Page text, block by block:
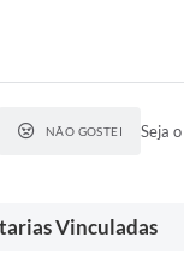
NÃO GOSTEI Seja
Vinculadas